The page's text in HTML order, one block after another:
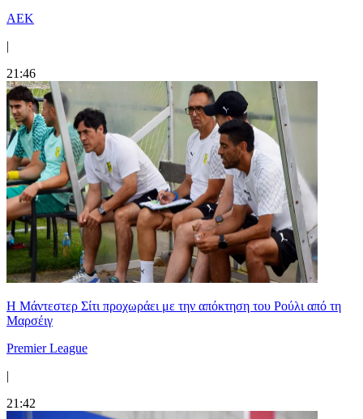
ΑΕΚ
|
21:46
Η Μάντεστερ Σίτι προχωράει με την απόκτηση του Ρούλι από τη
Μαρσέιγ
Premier League
|
21:42